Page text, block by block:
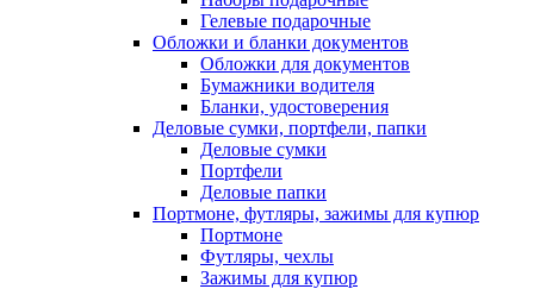
Гелевые подарочные
Обложки и бланки документов
Обложки для документов
Бумажники водителя
Бланки, удостоверения
Деловые сумки, портфели, папки
Деловые сумки
Портфели
Деловые папки
Портмоне, футляры, зажимы для купюр
Портмоне
Футляры, чехлы
Зажимы для купюр